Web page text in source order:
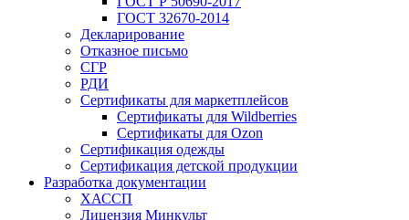
ГОСТ 32670-2014
Декларирование
Отказное письмо
СГР
РДИ
Сертификаты для маркетплейсов
Сертификаты для Wildberries
Сертификаты для Ozon
Сертификация одежды
Сертификация детской продукции
Разработка документации
ХАССП
Лицензия Минкульт